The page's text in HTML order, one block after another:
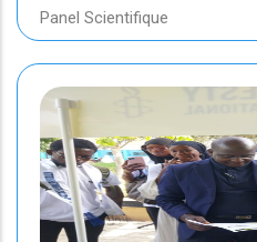
Panel Scientifique